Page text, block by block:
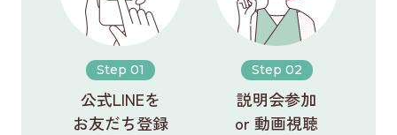
Step 01
公式LINEを
お友だち登録
Step 02
説明会参加
or 動画視聴